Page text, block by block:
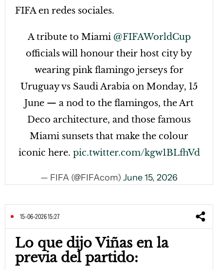
FIFA en redes sociales.
A tribute to Miami @FIFAWorldCup
officials will honour their host city by
wearing pink flamingo jerseys for
Uruguay vs Saudi Arabia on Monday, 15
June — a nod to the flamingos, the Art
Deco architecture, and those famous
Miami sunsets that make the colour
iconic here. pic.twitter.com/kgw1BLfhVd
— FIFA (@FIFAcom) June 15, 2026
15-06-2026 15:27
Lo que dijo Viñas en la
previa del partido: